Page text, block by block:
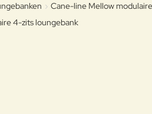
Cane-line Mellow